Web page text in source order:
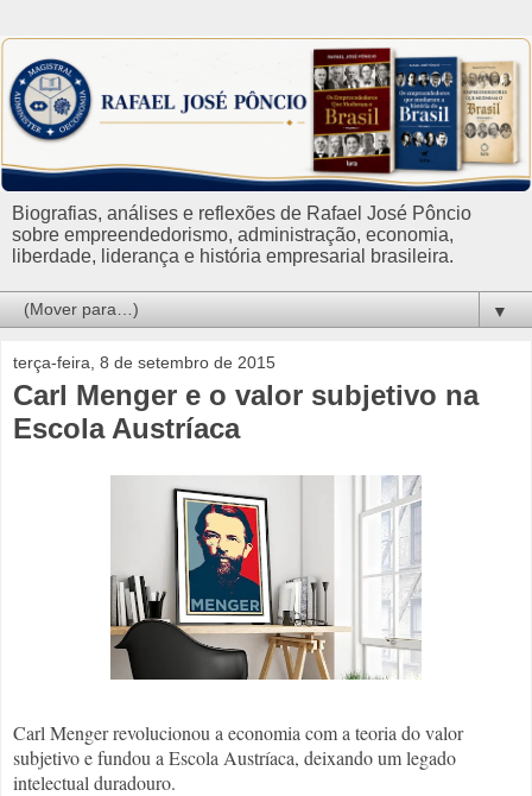
Biografias, análises e reflexões de Rafael José Pôncio
sobre empreendedorismo, administração, economia,
liberdade, liderança e história empresarial brasileira.
▼
terça-feira, 8 de setembro de 2015
Carl Menger e o valor subjetivo na
Escola Austríaca
Carl Menger revolucionou a economia com a teoria do valor
subjetivo e fundou a Escola Austríaca, deixando um legado
intelectual duradouro.